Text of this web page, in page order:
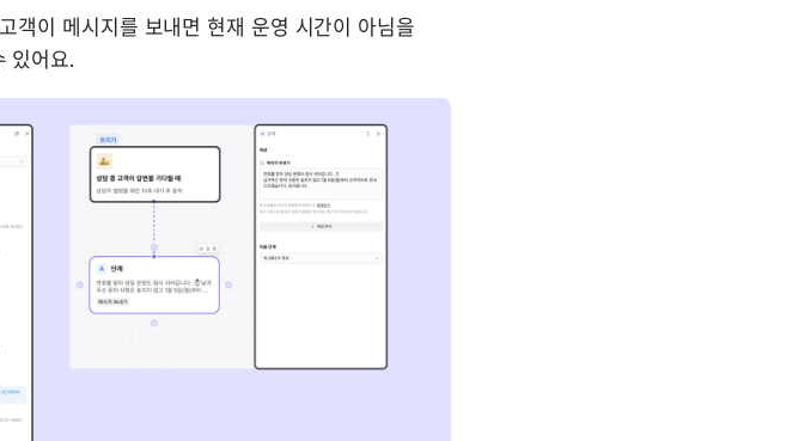
객이 메시지를 보내면 현재 운영 시간이 아님을
있어요.